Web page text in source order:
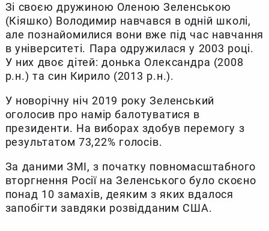
Зі своєю дружиною Оленою Зеленською
(Кіяшко) Володимир навчався в одній школі,
але познайомилися вони вже під час навчання
в університеті. Пара одружилася у 2003 році.
У них двоє дітей: донька Олександра (2008
р.н.) та син Кирило (2013 р.н.).
У новорічну ніч 2019 року Зеленський
оголосив про намір балотуватися в
президенти. На виборах здобув перемогу з
результатом 73,22% голосів.
За даними ЗМІ, з початку повномасштабного
вторгнення Росії на Зеленського було скоєно
понад 10 замахів, деяким з яких вдалося
запобігти завдяки розвідданим США.